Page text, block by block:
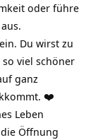
oder führe
Du wirst zu
viel schöner
ganz
❤️
Leben
Öffnung